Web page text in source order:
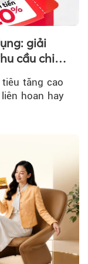
giải
cầu chi
tăng cao
hoan hay